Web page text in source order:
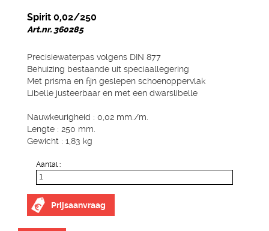
Spirit 0,02/250
Art.nr. 360285
Precisiewaterpas volgens DIN 877
Behuizing bestaande uit speciaallegering
Met prisma en fijn geslepen schoenoppervlak
Libelle justeerbaar en met een dwarslibelle
Nauwkeurigheid : 0,02 mm./m.
Lengte : 250 mm.
Gewicht : 1,83 kg
Aantal :
Prijsaanvraag